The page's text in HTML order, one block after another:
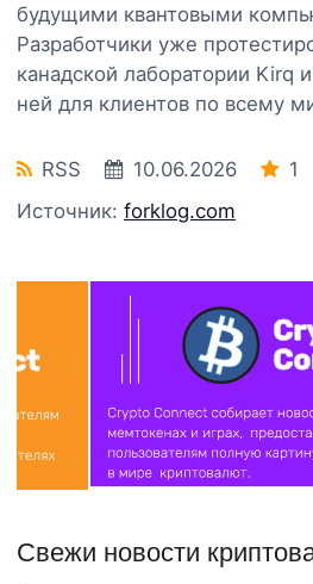
будущими квантовыми
Разработчики уже
канадской лаборатории Kirq
ней для клиентов по всему
RSS 10.06.2026 1
Источник: forklog.com
Свежи новости